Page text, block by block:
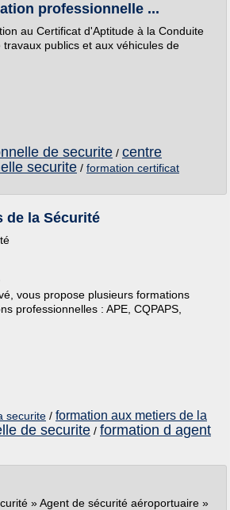
professionnelle ...
au Certificat d'Aptitude à la Conduite
publics et aux véhicules de
de securite / centre
securite / formation certificat
de la Sécurité
vous propose plusieurs formations
professionnelles : APE, CQPAPS,
securite / formation aux metiers de la
de securite / formation d agent
» Agent de sécurité aéroportuaire »